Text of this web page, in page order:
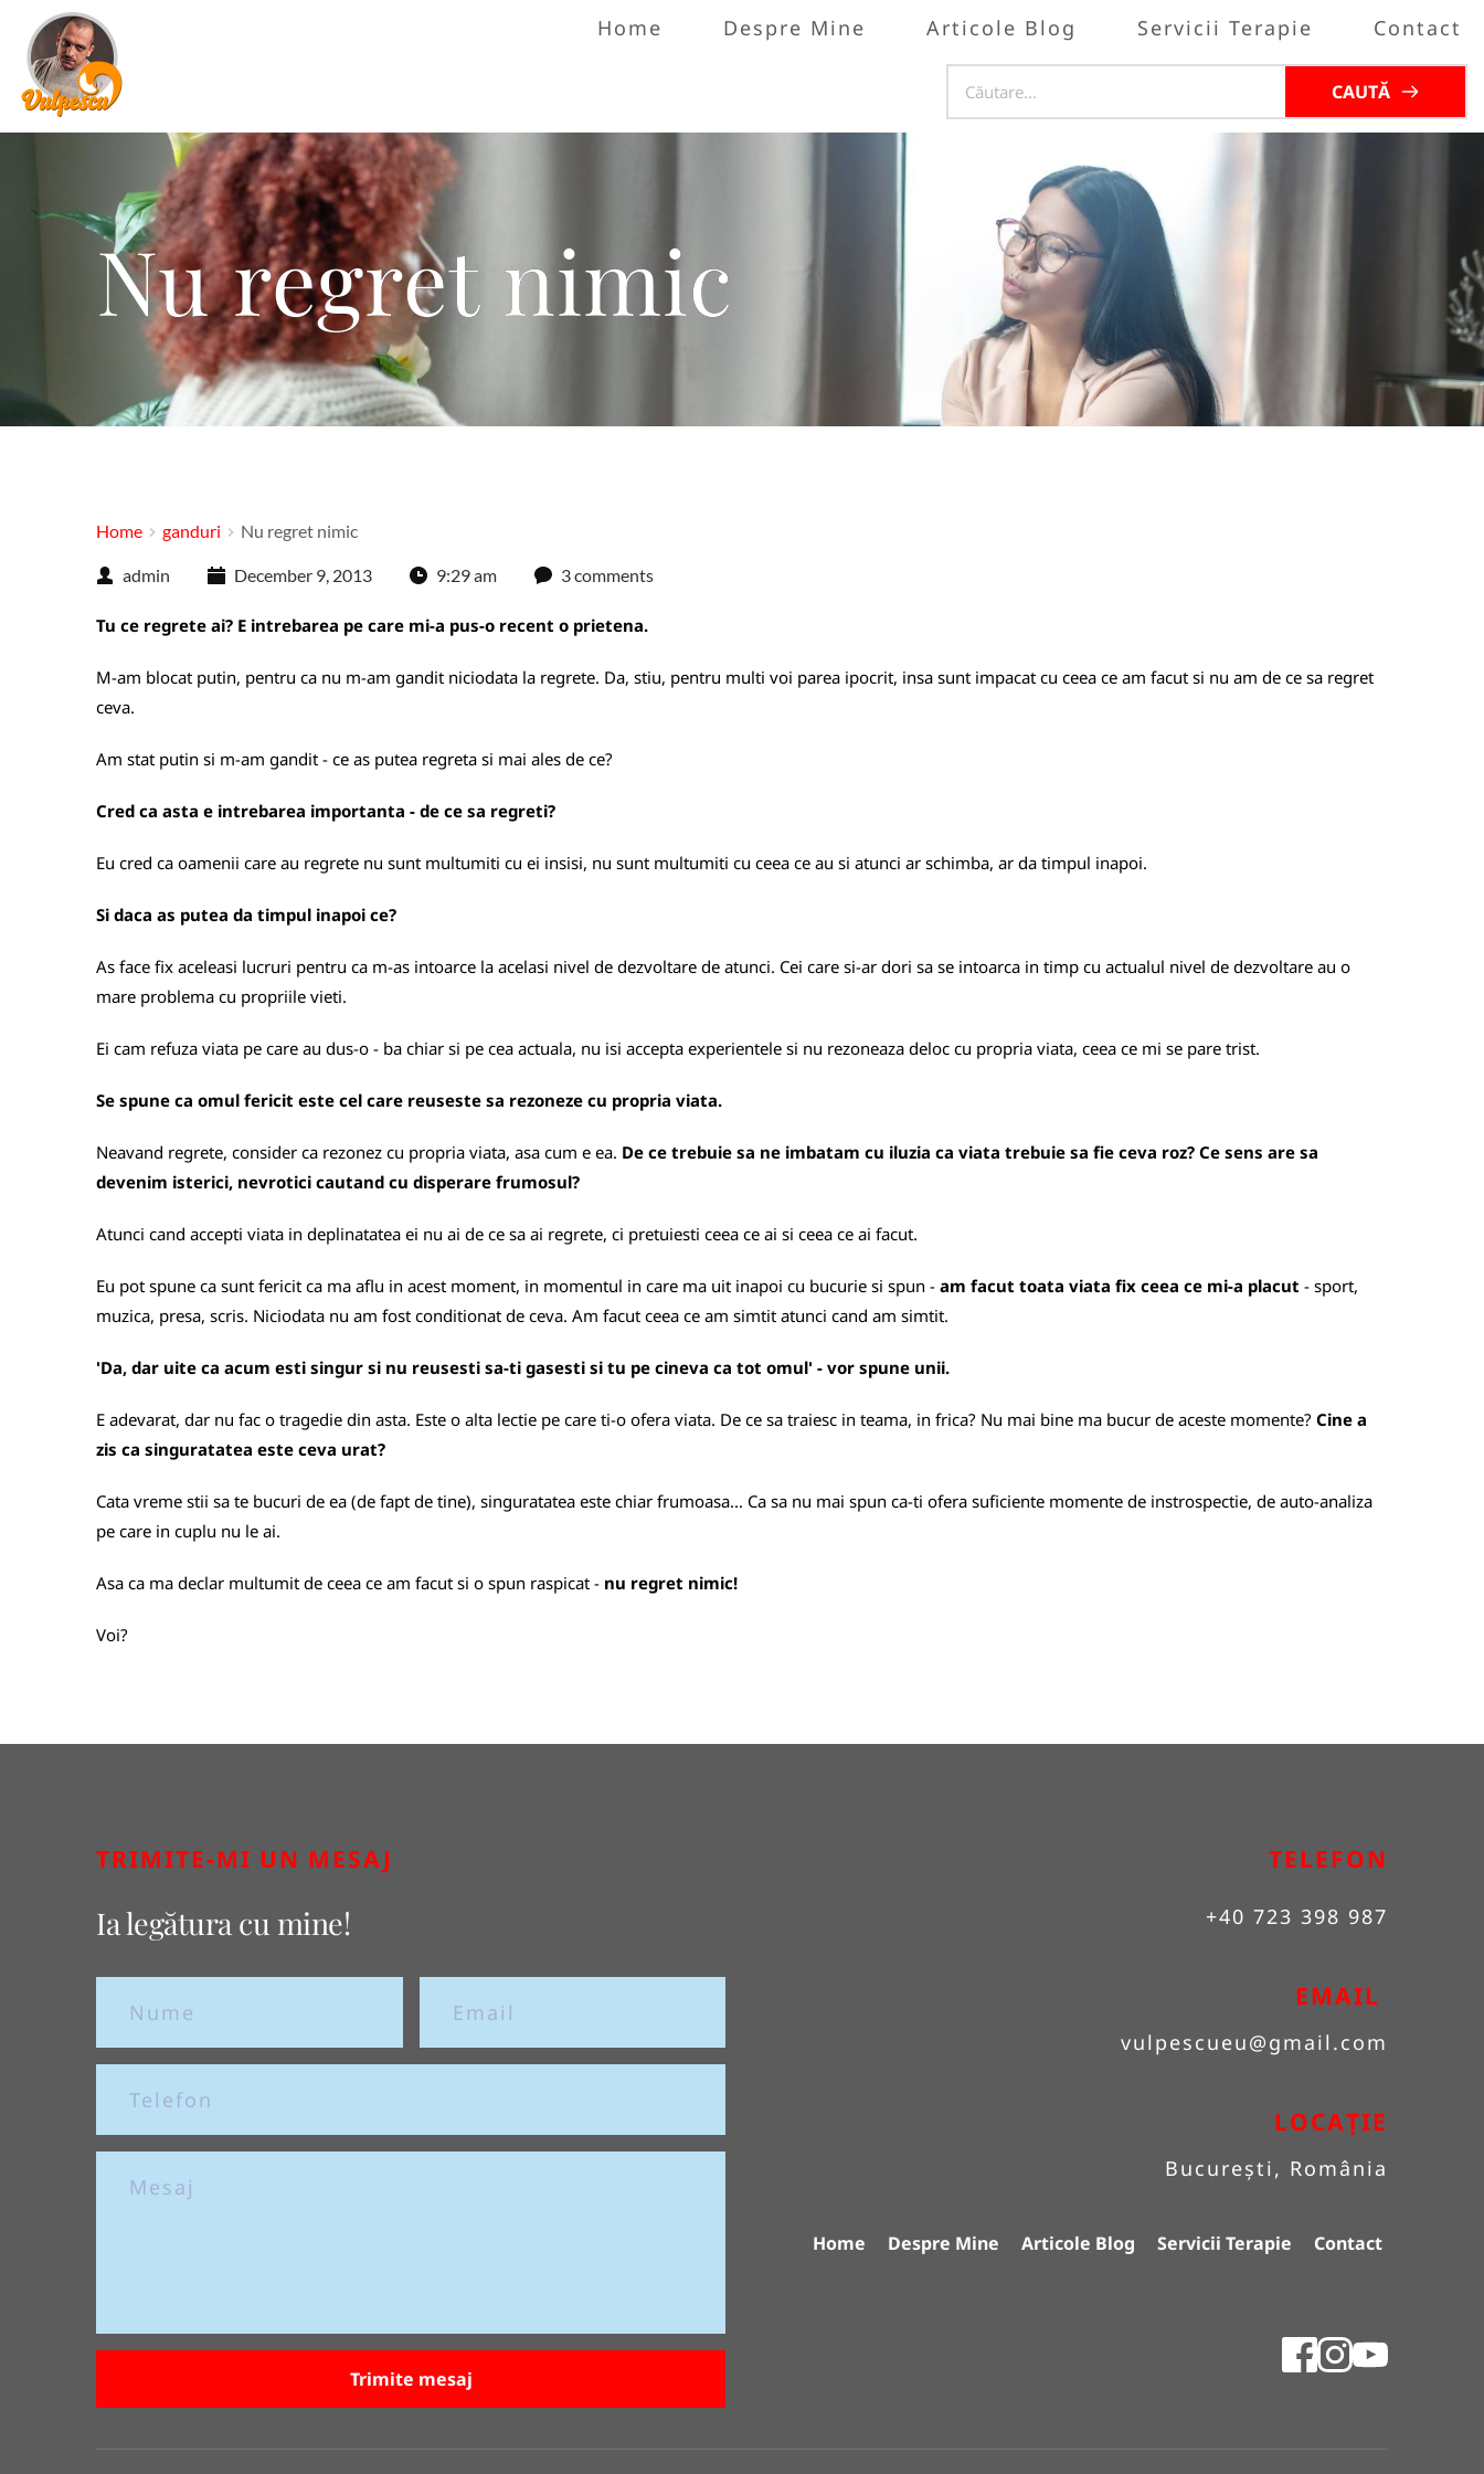
Home Despre Mine Articole Blog Servicii Terapie Contact
CAUTĂ
Nu regret nimic
Home ganduri Nu regret nimic
admin December 9, 2013 9:29 am 3 comments
Tu ce regrete ai? E intrebarea pe care mi-a pus-o recent o prietena.
M-am blocat putin, pentru ca nu m-am gandit niciodata la regrete. Da, stiu, pentru multi voi parea ipocrit, insa sunt impacat cu ceea ce am facut si nu am de ce sa regret
ceva.
Am stat putin si m-am gandit - ce as putea regreta si mai ales de ce?
Cred ca asta e intrebarea importanta - de ce sa regreti?
Eu cred ca oamenii care au regrete nu sunt multumiti cu ei insisi, nu sunt multumiti cu ceea ce au si atunci ar schimba, ar da timpul inapoi.
Si daca as putea da timpul inapoi ce?
As face fix aceleasi lucruri pentru ca m-as intoarce la acelasi nivel de dezvoltare de atunci. Cei care si-ar dori sa se intoarca in timp cu actualul nivel de dezvoltare au o
mare problema cu propriile vieti.
Ei cam refuza viata pe care au dus-o - ba chiar si pe cea actuala, nu isi accepta experientele si nu rezoneaza deloc cu propria viata, ceea ce mi se pare trist.
Se spune ca omul fericit este cel care reuseste sa rezoneze cu propria viata.
Neavand regrete, consider ca rezonez cu propria viata, asa cum e ea. De ce trebuie sa ne imbatam cu iluzia ca viata trebuie sa fie ceva roz? Ce sens are sa
devenim isterici, nevrotici cautand cu disperare frumosul?
Atunci cand accepti viata in deplinatatea ei nu ai de ce sa ai regrete, ci pretuiesti ceea ce ai si ceea ce ai facut.
Eu pot spune ca sunt fericit ca ma aflu in acest moment, in momentul in care ma uit inapoi cu bucurie si spun - am facut toata viata fix ceea ce mi-a placut - sport,
muzica, presa, scris. Niciodata nu am fost conditionat de ceva. Am facut ceea ce am simtit atunci cand am simtit.
'Da, dar uite ca acum esti singur si nu reusesti sa-ti gasesti si tu pe cineva ca tot omul' - vor spune unii.
E adevarat, dar nu fac o tragedie din asta. Este o alta lectie pe care ti-o ofera viata. De ce sa traiesc in teama, in frica? Nu mai bine ma bucur de aceste momente? Cine a
zis ca singuratatea este ceva urat?
Cata vreme stii sa te bucuri de ea (de fapt de tine), singuratatea este chiar frumoasa... Ca sa nu mai spun ca-ti ofera suficiente momente de instrospectie, de auto-analiza
pe care in cuplu nu le ai.
Asa ca ma declar multumit de ceea ce am facut si o spun raspicat - nu regret nimic!
Voi?
TRIMITE-MI UN MESAJ
Ia legătura cu mine!
Trimite mesaj
TELEFON
+40 723 398 987
EMAIL
vulpescueu@gmail.com
LOCAȚIE
București, România
Home Despre Mine Articole Blog Servicii Terapie Contact